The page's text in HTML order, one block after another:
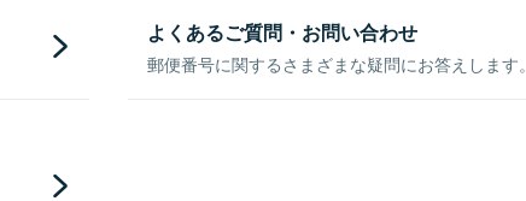
よくあるご質問・お問い合わせ
郵便番号に関するさまざまな疑問にお答えします。